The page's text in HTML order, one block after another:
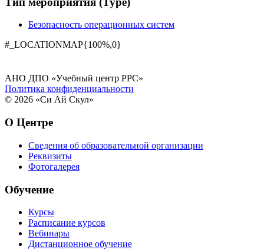
Безопасность операционных систем
#_LOCATIONMAP{100%,0}
АНО ДПО «Учебный центр РРС»
Политика конфиденциальности
© 2026 «Си Ай Скул»
О Центре
Сведения об образовательной организации
Реквизиты
Фотогалерея
Обучение
Курсы
Расписание курсов
Вебинары
Дистанционное обучение